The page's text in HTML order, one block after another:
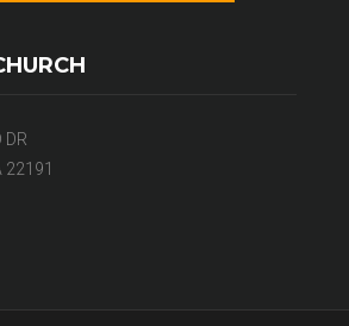
DR
22191